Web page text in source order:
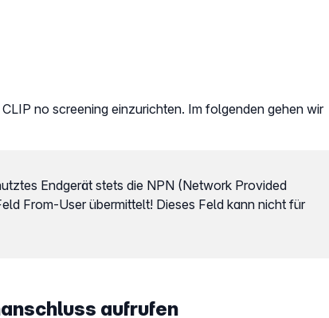
no screening einzurichten. Im folgenden gehen wir
Endgerät stets die NPN (Network Provided
From-User übermittelt! Dieses Feld kann nicht für
aufrufen